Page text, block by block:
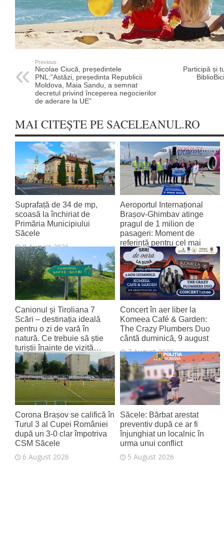
Previous:
Nicolae Ciucă, președintele
PNL:”Astăzi, președinta Republicii
Moldova, Maia Sandu, a semnat
decretul privind începerea negocierilor
de aderare la UE”
Participă și
MAI CITEȘTE PE SACELEANUL.RO
Suprafață de 34 de mp,
scoasă la închiriat de
Primăria Municipiului
Săcele
8 August 2026
Aeroportul Internațional
Brașov‑Ghimbav atinge
pragul de 1 milion de
pasageri: Moment de
referință pentru cel mai
tânăr aeroport al țării
8 August 2026
Canionul și Tiroliana 7
Scări – destinația ideală
pentru o zi de vară în
natură. Ce trebuie să știe
turiștii înainte de vizită…
7 August 2026
Concert în aer liber la
Komeea Café & Garden:
The Crazy Plumbers Duo
cântă duminică, 9 august
7 August 2026
Corona Brașov se califică în
Turul 3 al Cupei României
după un 3-0 clar împotriva
CSM Săcele
6 August 2026
Săcele: Bărbat arestat
preventiv după ce ar fi
înjunghiat un localnic în
urma unui conflict
5 August 2026